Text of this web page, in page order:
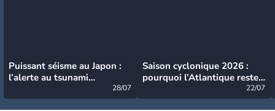
Puissant séisme au Japon :
l’alerte au tsunami
28/07
Saison cyclonique 2026 :
pourquoi l’Atlantique reste
22/07